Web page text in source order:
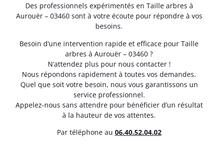
Des professionnels expérimentés en Taille arbres à
Aurouër – 03460 sont à votre écoute pour répondre à vos
besoins.
Besoin d’une intervention rapide et efficace pour Taille
arbres à Aurouër – 03460 ?
N’attendez plus pour nous contacter !
Nous répondons rapidement à toutes vos demandes.
Quel que soit votre besoin, nous vous garantissons un
service professionnel.
Appelez-nous sans attendre pour bénéficier d’un résultat
à la hauteur de vos attentes.
Par téléphone au 06.40.52.04.02